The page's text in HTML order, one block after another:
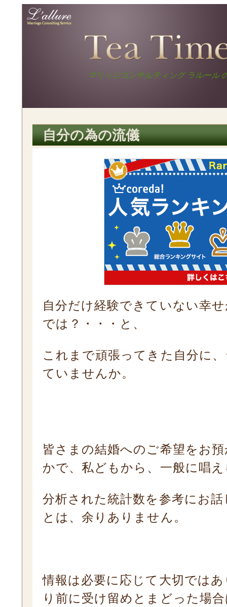
マリッジコ
ラルールコラム
Time
マリッジコンサルティング ラルール
自分の為の流儀
自分だけ経験できていない幸
では？・・・と、
これまで頑張ってきた自分に
ていませんか。
皆さまの結婚へのご希望をお
かで、私どもから、一般に唱
分析された統計数を参考にお
とは、余りありません。
情報は必要に応じて大切では
り前に受け留めとまどった場